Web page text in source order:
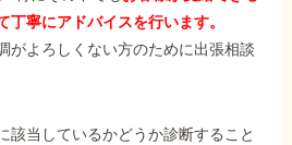
丁寧にアドバイスを行います。
がよろしくない方のために出張相談
該当しているかどうか診断すること